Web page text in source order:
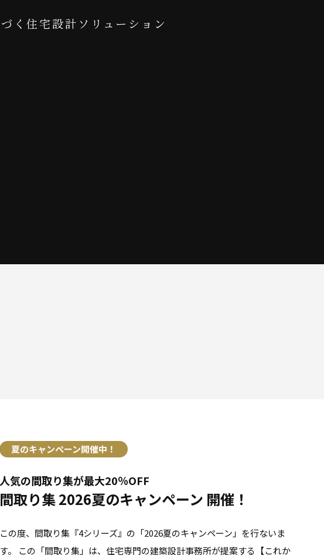
づ く住宅設計 ソ リ ュ ー シ ョ ン
夏のキャンペーン開催中！
人気の間取り集が最大20％OFF
間取り集 2026夏のキャンペーン 開催！
この度、間取り集『4シリーズ』の「2026夏のキャンペーン」を行ないま
す。 この「間取り集」は、住宅専門の建築設計事務所が提案する【これか